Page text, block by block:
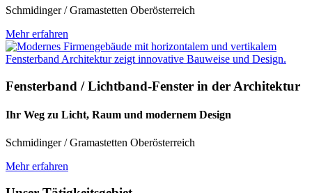
Schmidinger / Gramastetten Oberösterreich
Mehr erfahren
Fensterband / Lichtband-Fenster in der Architektur
Ihr Weg zu Licht, Raum und modernem Design
Schmidinger / Gramastetten Oberösterreich
Mehr erfahren